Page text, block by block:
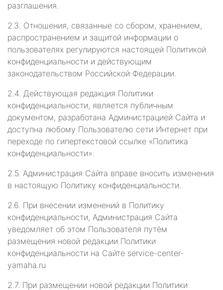
разглашения.
2.3. Отношения, связанные со сбором, хранением,
распространением и защитой информации о
пользователях регулируются настоящей Политикой
конфиденциальности и действующим
законодательством Российской Федерации.
2.4. Действующая редакция Политики
конфиденциальности, является публичным
документом, разработана Администрацией Сайта и
доступна любому Пользователю сети Интернет при
переходе по гипертекстовой ссылке «Политика
конфиденциальности».
2.5. Администрация Сайта вправе вносить изменения
в настоящую Политику конфиденциальности.
2.6. При внесении изменений в Политику
конфиденциальности, Администрация Сайта
уведомляет об этом Пользователя путём
размещения новой редакции Политики
конфиденциальности на Сайте service-center-
yamaha.ru
2.7. При размещении новой редакции Политики